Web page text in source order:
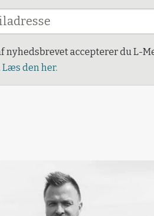
nyhedsbrevet accepterer du L-
Læs den her.